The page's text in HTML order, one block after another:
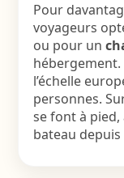
Pour
voyageurs
ou pour un
l’échelle
personnes.
se font à
bateau depuis